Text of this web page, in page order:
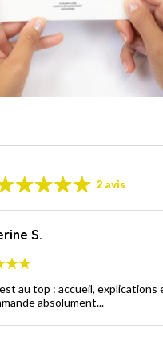
2 avis
S.
au top : accueil,
absolument...